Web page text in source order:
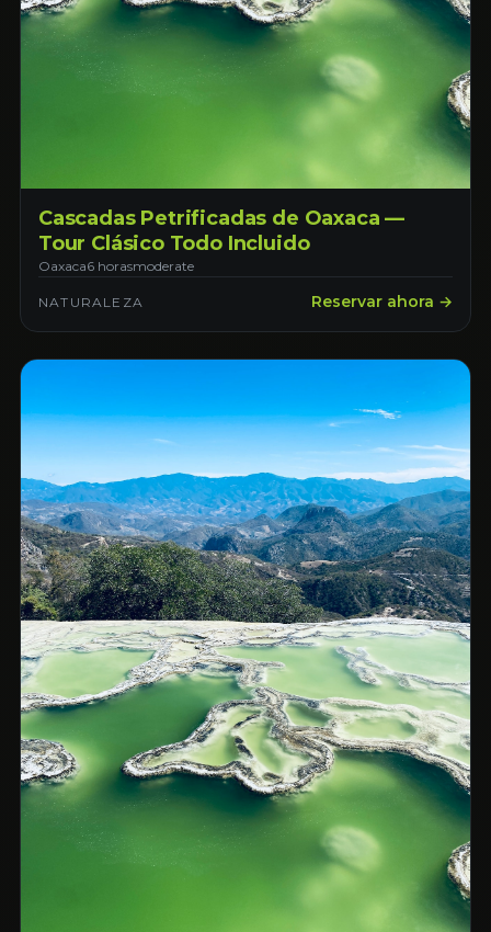
Cascadas Petrificadas de Oaxaca —
Tour Clásico Todo Incluido
Oaxaca6 horasmoderate
NATURALEZA Reservar ahora →